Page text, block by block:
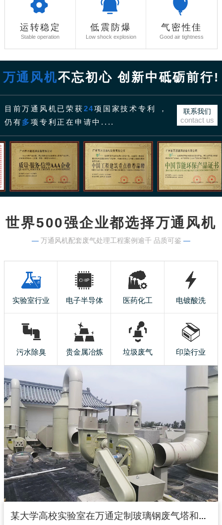
运转稳定
Stable operation
低震防爆
Low shock explosion
气密性佳
Good air tightness
万通风机不忘初心 创新中砥砺前行!
目前万通风机已荣获24项国家技术专利 ，
仍有多项专利正在申请中....
联系我们
contact us
世界500强企业都选择万通风机
— 万通风机配套废气处理工程案例逾千 品质可鉴 —
实验室行业 电子半导体 医药化工 电镀酸洗
污水除臭 贵金属冶炼 垃圾废气 印染行业
某大学高校实验室在万通定制玻璃钢废气塔和玻璃钢风机